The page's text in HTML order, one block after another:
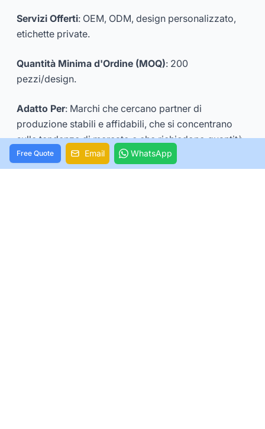
Servizi Offerti: OEM, ODM, design personalizzato,
etichette private.
Quantità Minima d'Ordine (MOQ): 200
pezzi/design.
Adatto Per: Marchi che cercano partner di
produzione stabili e affidabili, che si concentrano
sulle tendenze di mercato e che richiedono quantità
d'ordine flessibili.
Free Quote Email WhatsApp